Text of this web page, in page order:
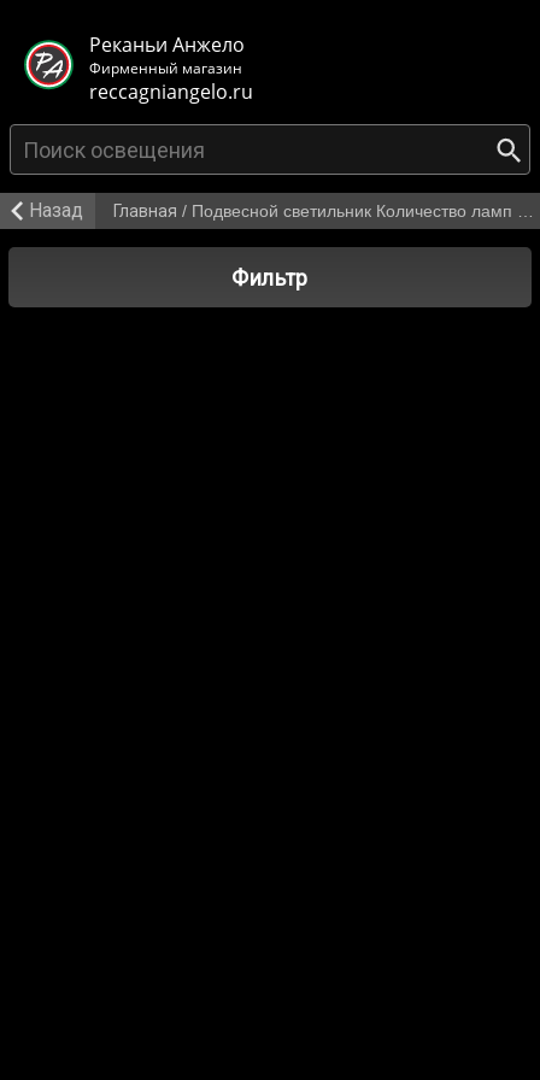
Реканьи Анжело
Фирменный магазин
reccagniangelo.ru
Назад Главная / Подвесной светильник Количество ламп 1 от 2 930 р.
Фильтр